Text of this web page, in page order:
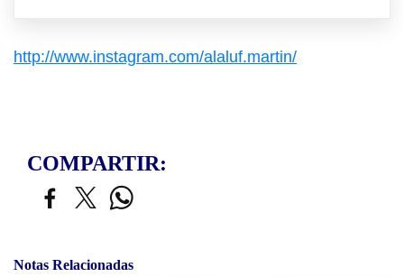
http://www.instagram.com/alaluf.martin/
COMPARTIR:
Notas Relacionadas